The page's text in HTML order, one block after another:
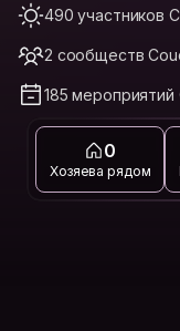
490 участников
2 сообществ
185
0
Хозяева рядом